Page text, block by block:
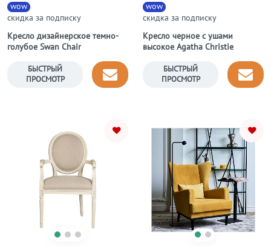
Кресло дизайнерское темно-
голубое Swan Chair
wow
скидка за подписку
БЫСТРЫЙ
ПРОСМОТР
Кресло черное с ушами
высокое Agatha Christie
wow
скидка за подписку
БЫСТРЫЙ
ПРОСМОТР